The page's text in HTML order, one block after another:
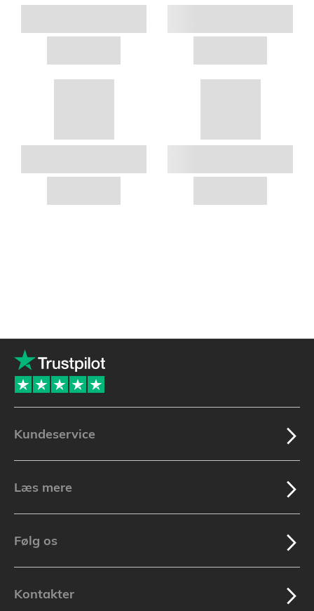
Kundeservice
Læs mere
Følg os
Kontakter